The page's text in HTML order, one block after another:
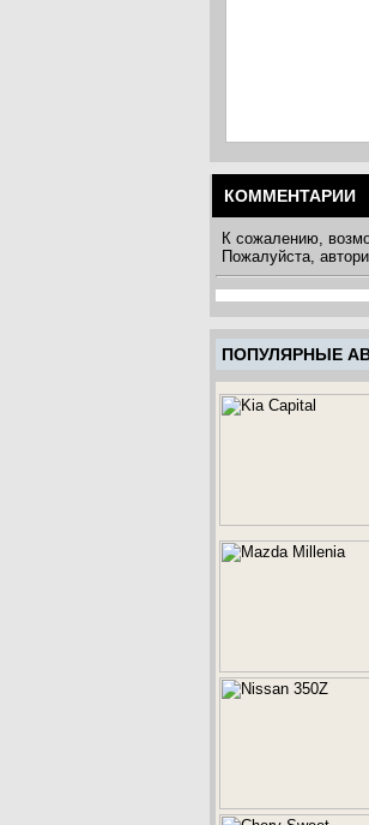
КОММЕНТАРИИ
К сожалению,
Пожалуйста,
ПОПУЛЯРНЫЕ